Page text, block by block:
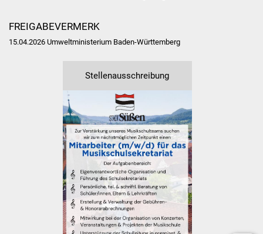
Schülerferienprogramm
Migration und Integration
Ukraine-Hilfe
Wohnen
Bauen in Süßen
Wohnimmobilien +
Baugrundstücke
FREIGABEVERMERK
15.04.2026 Umweltministerium Baden-Württemberg
Stellenausschreibung